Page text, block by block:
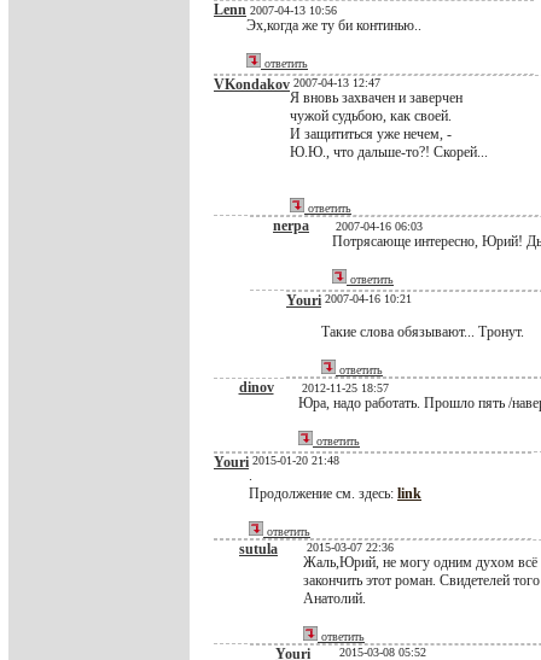
Lenn 2007-04-13 10:56
Эх,когда же ту би континью..
ответить
VKondakov 2007-04-13 12:47
Я вновь захвачен и заверчен
чужой судьбою, как своей.
И защититься уже нечем, -
Ю.Ю., что дальше-то?! Скорей...
ответить
nerpa 2007-04-16 06:03
Потрясающе интересно, Юрий!
ответить
Youri 2007-04-16 10:21
Такие слова обязывают... Тронут.
ответить
dinov 2012-11-25 18:57
Юра, надо работать. Прошло пять /
ответить
Youri 2015-01-20 21:48
.
Продолжение см. здесь: link
ответить
sutula 2015-03-07 22:36
Жаль,Юрий, не могу одним духом всё
закончить этот роман. Свидетелей
Анатолий.
ответить
Youri 2015-03-08 05:52